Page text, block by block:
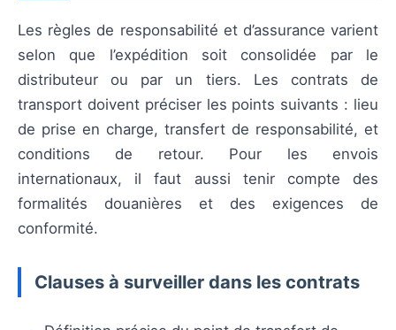
Les règles de responsabilité et d’assurance varient
selon que l’expédition soit consolidée par le
distributeur ou par un tiers. Les contrats de
transport doivent préciser les points suivants : lieu
de prise en charge, transfert de responsabilité, et
conditions de retour. Pour les envois
internationaux, il faut aussi tenir compte des
formalités douanières et des exigences de
conformité.
Clauses à surveiller dans les contrats